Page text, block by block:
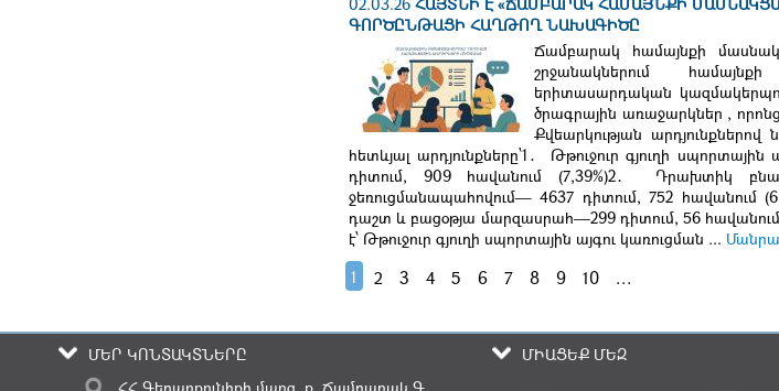
ԳՈՐԾԸՆԹԱՑԻ ՀԱՂԹՈՂ ՆԱԽԱԳԻԾԸ
Ճամբարակ համայնքի
շրջանակներում
երիտասարդական
ծրագրային առաջարկներ ,
Քվեարկության
հետևյալ արդյունքները՝1․ Թթուջուր գյուղի
դիտում, 909 հավանում (7,39%)2․ Դրախտիկ
ջեռուցմանապահովում— 4637 դիտում, 752 հավանում
դաշտ և բացօթյա մարզասրահ—299 դիտում, 56
է՝ Թթուջուր գյուղի սպորտային այգու կառուցման ...
1
2 3 4 5 6 7 8 9 10 ...
ՄԵՐ ԿՈՆՏԱԿՏՆԵՐԸ ՄԻԱՑԵՔ ՄԵԶ